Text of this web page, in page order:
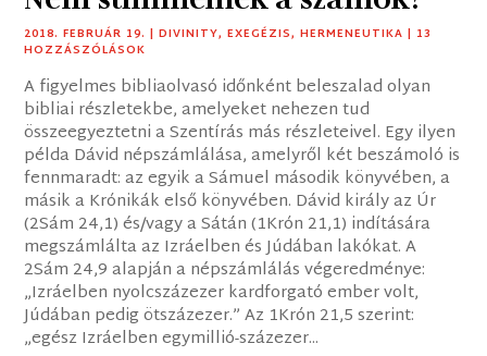
2018. FEBRUÁR 19. |DIVINITY,EXEGÉZIS,HERMENEUTIKA | 13
HOZZÁSZÓLÁSOK
A figyelmes bibliaolvasó időnként beleszalad olyan
bibliai részletekbe, amelyeket nehezen tud
összeegyeztetni a Szentírás más részleteivel. Egy ilyen
példa Dávid népszámlálása, amelyről két beszámoló is
fennmaradt: az egyik a Sámuel második könyvében, a
másik a Krónikák első könyvében. Dávid király az Úr
(2Sám 24,1) és/vagy a Sátán (1Krón 21,1) indítására
megszámlálta az Izráelben és Júdában lakókat. A
2Sám 24,9 alapján a népszámlálás végeredménye:
„Izráelben nyolcszázezer kardforgató ember volt,
Júdában pedig ötszázezer.” Az 1Krón 21,5 szerint:
„egész Izráelben egymillió-százezer...